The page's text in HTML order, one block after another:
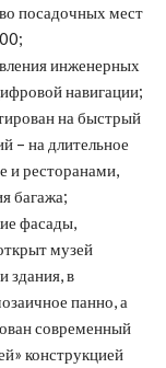
посадочных мест
инженерных
навигации;
на быстрый
– на длительное
и ресторанами,
багажа;
фасады,
музей
здания, в
панно, а
современный
конструкцией